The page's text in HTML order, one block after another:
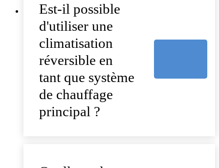
Est-il possible
d'utiliser une
climatisation
réversible en
tant que système
de chauffage
principal ?